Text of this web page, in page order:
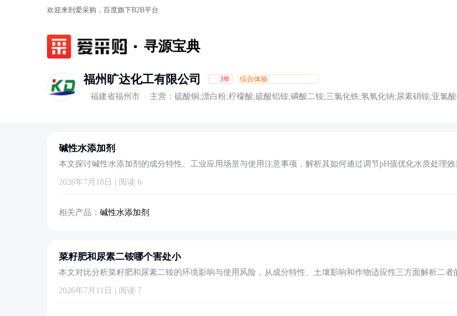
欢迎来到爱采购，百度旗下B2B平台
寻源宝典
福州旷达化工有限公司 3年 综合体验
福建省福州市 主营：硫酸铜;漂白粉;柠檬酸;硫酸铝铵;磷酸二铵;三氯化铁;氢氧化钠;尿素硝铵;亚氯
碱性水添加剂
本文探讨碱性水添加剂的成分特性、工业应用场景与使用注意事项，解析其如何通过调节pH值优化水质处理
2026年7月18日 | 阅读 6
相关产品： 碱性水添加剂
菜籽肥和尿素二铵哪个害处小
本文对比分析菜籽肥和尿素二铵的环境影响与使用风险，从成分特性、土壤影响和作物适应性三方面解析二者
2026年7月11日 | 阅读 7